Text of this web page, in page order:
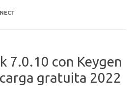
7.0.10 con Keygen
gratuita 2022